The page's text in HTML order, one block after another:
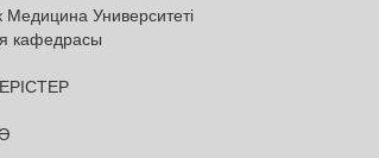
Медицина Университеті
кафедрасы